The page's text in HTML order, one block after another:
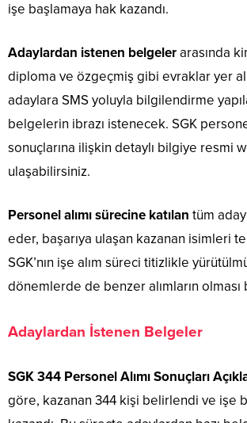
işe başlamaya hak kazandı.
Adaylardan istenen belgelerarasında
diploma ve özgeçmiş gibi evraklar yer
adaylara SMS yoluyla bilgilendirme
belgelerin ibrazı istenecek. SGK
sonuçlarına ilişkin detaylı bilgiye resmi
ulaşabilirsiniz.
Personel alımı sürecine katılan tüm
eder, başarıya ulaşan kazanan isimleri
SGK’nın işe alım süreci titizlikle
dönemlerde de benzer alımların
Adaylardan İstenen Belgeler
SGK 344 Personel Alımı Sonuçları
göre, kazanan 344 kişi belirlendi ve işe